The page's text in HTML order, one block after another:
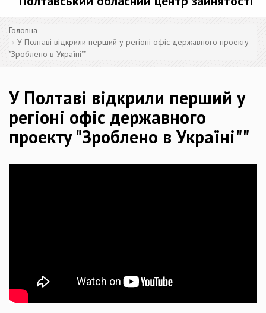
Головна
У Полтаві відкрили перший у регіоні офіс державного проекту
"Зроблено в Україні""
У Полтаві відкрили перший у
регіоні офіс державного
проекту "Зроблено в Україні""